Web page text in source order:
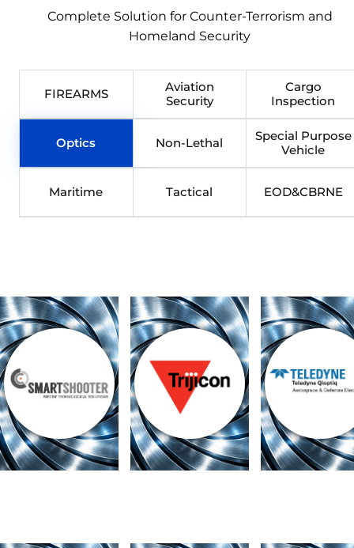
Complete Solution for Counter-Terrorism and
Homeland Security
FIREARMS
Aviation
Security
Cargo
Inspection
Optics Non-Lethal
Special Purpose
Vehicle
Maritime Tactical EOD&CBRNE